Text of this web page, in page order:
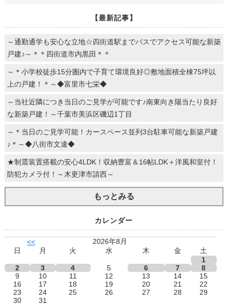
【最新記事】
～通勤通学も安心な立地☆四街道駅までバスでアクセス可能な新築
戸建♪～＊＊四街道市内黒田＊＊
～＊小学校徒歩15分圏内で子育て環境良好◎敷地面積全棟75坪以
上の戸建！＊～◆富里市七栄◆
～当社近隣につき当日のご見学が可能です♪南東向き陽当たり良好
な新築戸建！～千葉市美浜区磯辺1丁目
～＊当日のご見学可能！カースペース並列3台駐車可能な新築戸建
♪＊～◆八街市文違◆
★制震装置搭載の安心4LDK！収納豊富＆16帖LDK＋洋風和室付！
防犯カメラ付！～木更津市請西～
もっとみる
カレンダー
<<
2026年8月
日
月 火 水 木 金
土
1
2
3 4 5 6 7
8
9
10 11 12 13 14
15
16
17 18 19 20 21
22
23
24 25 26 27 28
29
30
31